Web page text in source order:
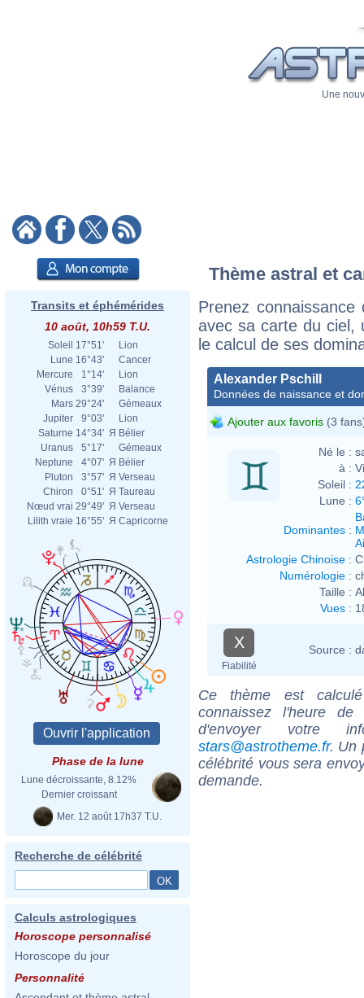
Une
Transits et éphémérides
10 août, 10h59 T.U.
Soleil 17°51'
Lion
Lune 16°43'
Cancer
Mercure
1°14'
Lion
Vénus
3°39'
Balance
Mars 29°24'
Gémeaux
Jupiter
9°03'
Lion
Saturne 14°34' Я Bélier
Uranus
5°17'
Gémeaux
Neptune
4°07' Я Bélier
Pluton
3°57' Я Verseau
Chiron
0°51' Я Taureau
Nœud vrai 29°49' Я Verseau
Lilith vraie 16°55' Я Capricorne
Phase de la lune
Lune décroissante, 8.12%
Dernier croissant
Mer. 12 août 17h37 T.U.
Recherche de célébrité
Calculs astrologiques
Horoscope personnalisé
Horoscope du jour
Personnalité
Thème astral et
Prenez
avec sa carte du ciel,
le calcul de ses
Alexander Pschill
Données de naissance et
Ajouter aux favoris (3
Né le :
à :
Soleil :
Lune :
Dominantes :
Astrologie Chinoise :
Numérologie :
Taille :
Vues :
X
Fiabilité
Source :
Ce thème est
connaissez l'heure de
d'envoyer votre
stars@astrotheme.fr. Un
célébrité vous sera
demande.